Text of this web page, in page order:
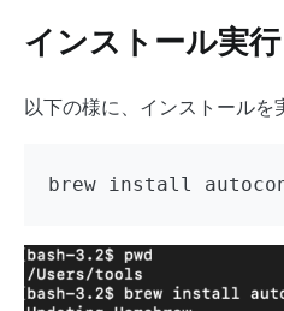
インストール実
以下の様に、インストールを
brew install